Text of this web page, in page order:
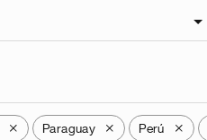
X Paraguay X Perú X